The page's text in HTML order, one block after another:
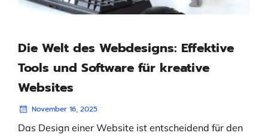
Die Welt des Webdesigns: Effektive
Tools und Software für kreative
Websites
November 16, 2025
Das Design einer Website ist entscheidend für den